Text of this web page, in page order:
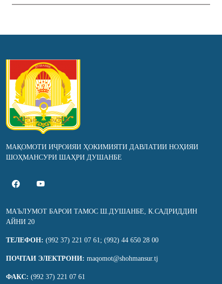
МАҚОМОТИ ИҶРОИЯИ ҲОКИМИЯТИ ДАВЛАТИИ НОҲИЯИ
ШОҲМАНСУРИ ШАҲРИ ДУШАНБЕ
МАЪЛУМОТ БАРОИ ТАМОС Ш.ДУШАНБЕ, К.САДРИДДИН
АЙНИ 20
ТЕЛЕФОН: (992 37) 221 07 61; (992) 44 650 28 00
ПОЧТАИ ЭЛЕКТРОНИ: maqomot@shohmansur.tj
ФАКС: (992 37) 221 07 61